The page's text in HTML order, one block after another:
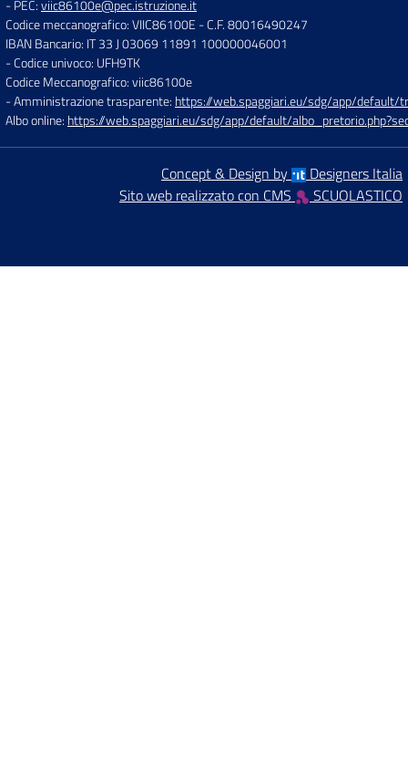
- PEC:viic86100e@pec.istruzione.it
Codice meccanografico: VIIC86100E - C.F. 80016490247
IBAN Bancario: IT 33 J 03069 11891 100000046001
- Codice univoco: UFH9TK
Codice Meccanografico: viic86100e
- Amministrazione trasparente: https://web.spaggiari.eu/sdg/app/default/
Albo online: https://web.spaggiari.eu/sdg/app/default/
Concept & Design by
Designers Italia
Sito web realizzato con CMS
SCUOLASTICO